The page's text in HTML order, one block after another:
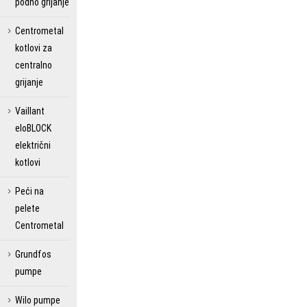
Centrometal
kotlovi za
centralno
grijanje
Vaillant
eloBLOCK
električni
kotlovi
Peći na
pelete
Centrometal
Grundfos
pumpe
Wilo pumpe